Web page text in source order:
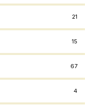
21
15
67
4